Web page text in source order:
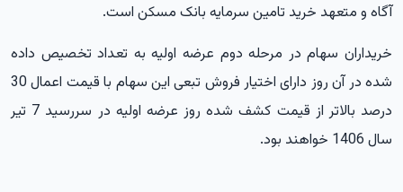
آگاه و متعهد خرید تامین سرمایه بانک مسکن است.
ﺧﺮﯾﺪاران ﺳﻬﺎم در ﻣﺮﺣﻠﻪ دوم ﻋﺮﺿﻪ اوﻟﯿﻪ ﺑﻪ ﺗﻌﺪاد ﺗﺨﺼﯿﺺ داده
ﺷﺪه در آن روز دارای اﺧﺘﯿﺎر ﻓﺮوش تبعی اﯾﻦ ﺳﻬﺎم با قیمت اعمال 30
درصد بالاتر از قیمت کشف شده روز عرضه اولیه در سررسید 7 تیر
سال 1406 ﺧﻮاﻫﻨﺪ ﺑﻮد.